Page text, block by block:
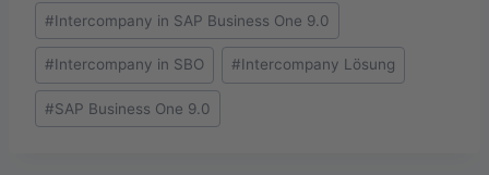
#Intercompany in SAP Business One 9.0
#Intercompany in SBO #Intercompany Lösung
#SAP Business One 9.0